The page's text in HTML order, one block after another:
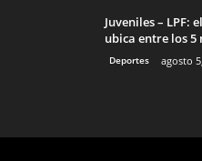
Juveniles – LPF:
ubica entre los 5
Deportes agosto